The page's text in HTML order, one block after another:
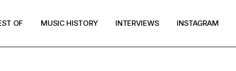
OF MUSIC HISTORY INTERVIEWS INSTAGRAM